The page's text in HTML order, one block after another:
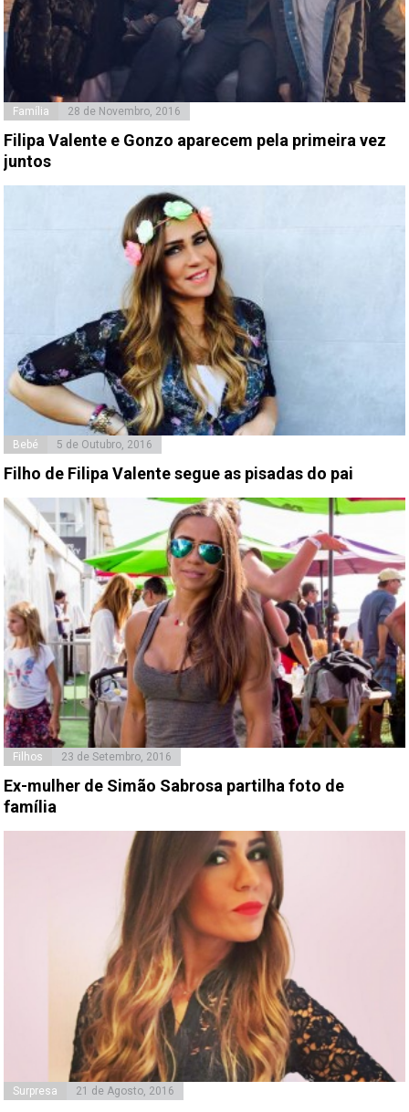
Família 28 de Novembro, 2016
Filipa Valente e Gonzo aparecem pela primeira vez
juntos
Bebé 5 de Outubro, 2016
Filho de Filipa Valente segue as pisadas do pai
Filhos 23 de Setembro, 2016
Ex-mulher de Simão Sabrosa partilha foto de
família
Surpresa 21 de Agosto, 2016